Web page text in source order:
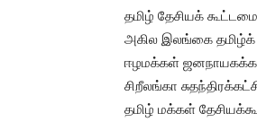
தமிழ் தேசியக்
அகில இலங்கை தமிழ்க்
ஈழமக்கள்
சிறீலங்கா
தமிழ் மக்கள்